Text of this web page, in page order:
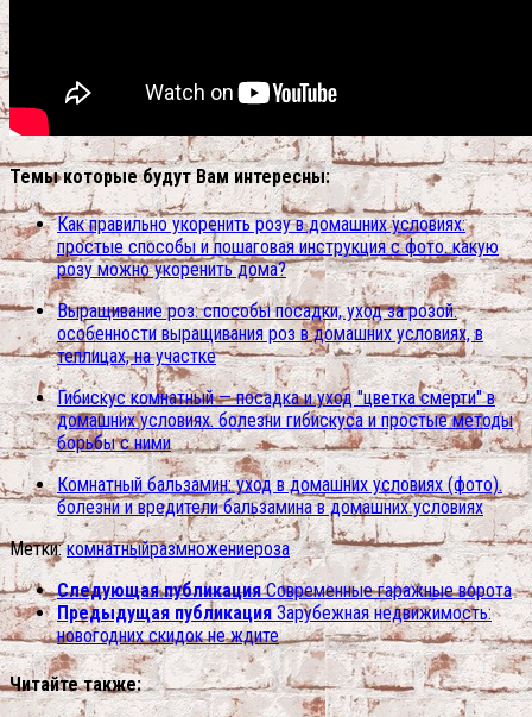
Темы которые будут Вам интересны:
Как правильно укоренить розу в домашних условиях:
простые способы и пошаговая инструкция с фото. какую
розу можно укоренить дома?
Выращивание роз: способы посадки, уход за розой.
особенности выращивания роз в домашних условиях, в
теплицах, на участке
Гибискус комнатный — посадка и уход "цветка смерти" в
домашних условиях. болезни гибискуса и простые методы
борьбы с ними
Комнатный бальзамин: уход в домашних условиях (фото).
болезни и вредители бальзамина в домашних условиях
Метки: комнатныйразмножениероза
Следующая публикация Современные гаражные ворота
Предыдущая публикация Зарубежная недвижимость:
новогодних скидок не ждите
Читайте также: